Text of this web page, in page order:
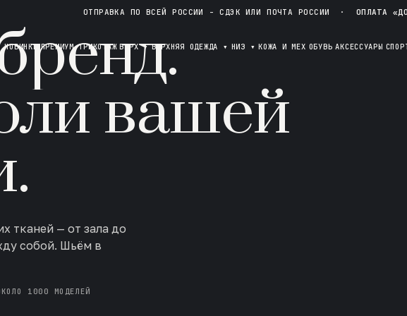
ОТПРАВКА ПО ВСЕЙ РОССИИ - СДЭК ИЛИ ПОЧТА РОССИИ · ОПЛАТА
НОВИНКИ ПРЕМИУМ ТРИКОТАЖ ВЕРХ▾ ВЕРХНЯЯ ОДЕЖДА ▾ НИЗ ▾ КОЖА И МЕХ ОБУВЬ АКСЕССУАРЫ
вашей
тканей — от зала до
собой. Шьём в
1000 МОДЕЛЕЙ